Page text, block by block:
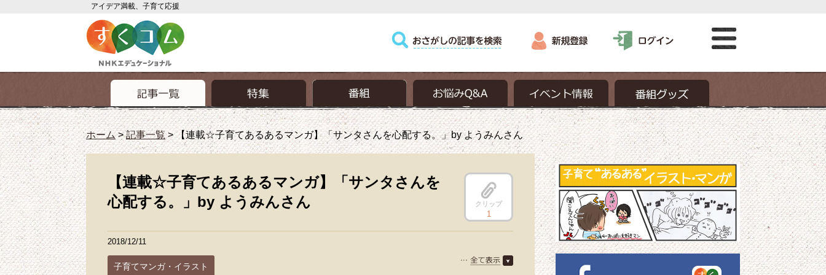
アイデア満載、子育て応援
ホーム>記事一覧>【連載☆子育てあるあるマンガ】「サンタさんを心配する。」by ようみんさん
【連載☆子育てあるあるマンガ】「サンタさんを
心配する。」by ようみんさん
クリップ
1
2018/12/11
子育てマンガ・イラスト